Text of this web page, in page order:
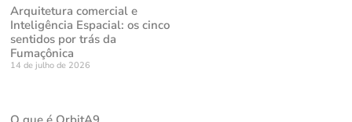
Arquitetura comercial e
Inteligência Espacial: os cinco
sentidos por trás da
Fumaçônica
14 de julho de 2026